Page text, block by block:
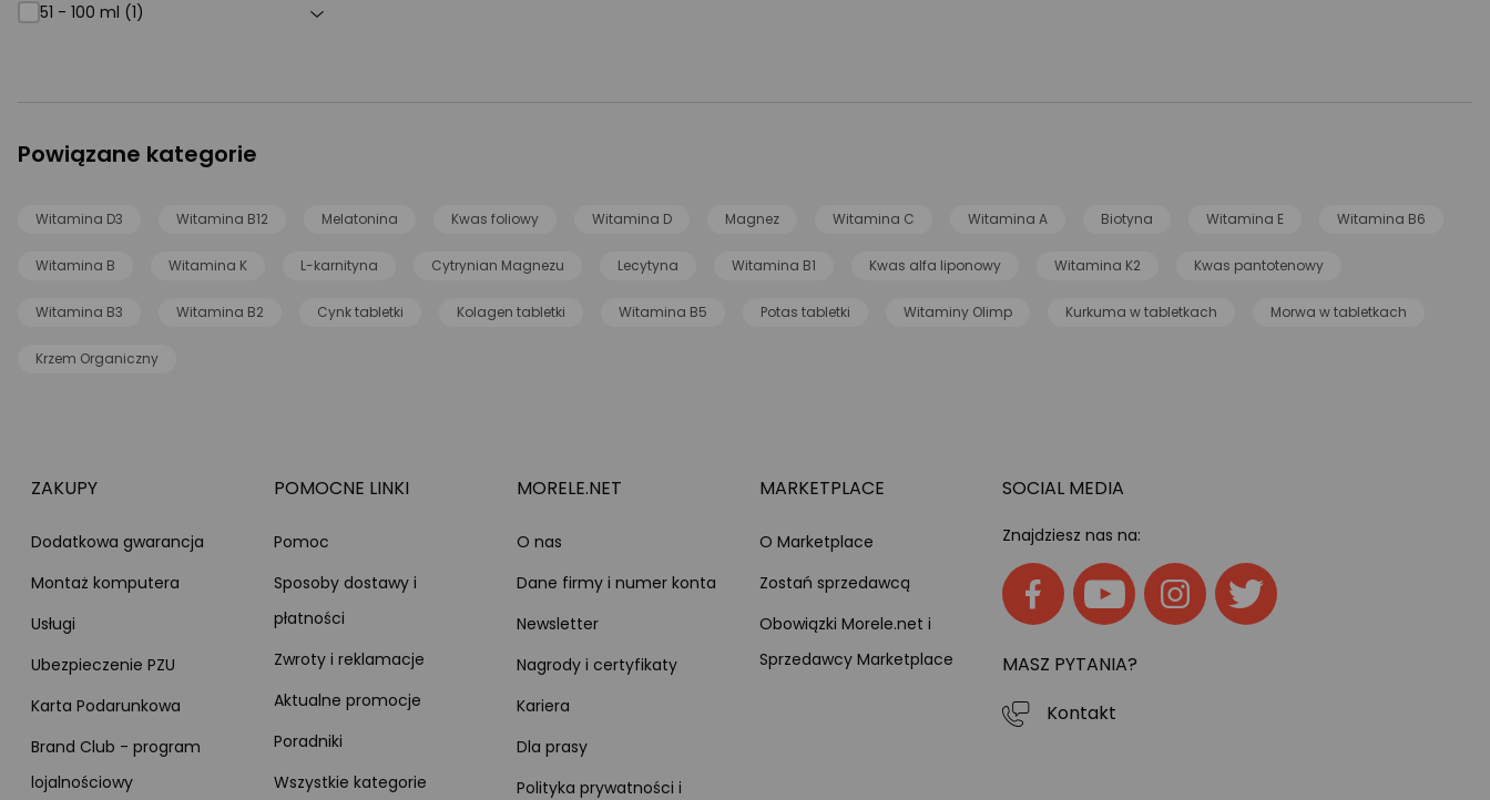
51 - 100 ml (1)
Powiązane kategorie
Witamina D3 Witamina B12 Melatonina Kwas foliowy Witamina D Magnez Witamina C Witamina A Biotyna Witamina E Witamina B6
Witamina B Witamina K L-karnityna Cytrynian Magnezu Lecytyna Witamina B1 Kwas alfa liponowy Witamina K2 Kwas pantotenowy
Witamina B3 Witamina B2 Cynk tabletki Kolagen tabletki Witamina B5 Potas tabletki Witaminy Olimp Kurkuma w tabletkach Morwa w tabletkach
Krzem Organiczny
ZAKUPY
Dodatkowa gwarancja
Montaż komputera
Usługi
Ubezpieczenie PZU
Karta Podarunkowa
Brand Club - program
lojalnościowy
POMOCNE LINKI
Pomoc
Sposoby dostawy i
płatności
Zwroty i reklamacje
Aktualne promocje
Poradniki
Wszystkie kategorie
MORELE.NET
O nas
Dane firmy i numer konta
Newsletter
Nagrody i certyfikaty
Kariera
Dla prasy
Polityka prywatności i
MARKETPLACE
O Marketplace
Zostań sprzedawcą
Obowiązki Morele.net i
Sprzedawcy Marketplace
SOCIAL MEDIA
Znajdziesz nas na:
MASZ PYTANIA?
Kontakt